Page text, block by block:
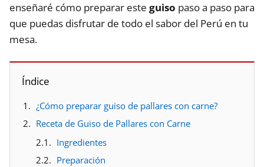
enseñaré cómo preparar este guiso paso a paso para
que puedas disfrutar de todo el sabor del Perú en tu
mesa.
Índice
¿Cómo preparar guiso de pallares con carne?
Receta de Guiso de Pallares con Carne
Ingredientes
Preparación